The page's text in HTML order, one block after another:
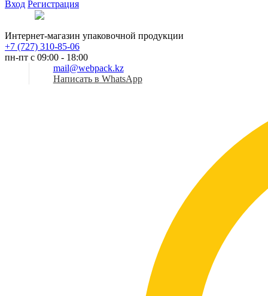
Вход Регистрация
Интернет-магазин упаковочной продукции
+7 (727) 310-85-06
пн-пт с 09:00 - 18:00
mail@webpack.kz
Написать в WhatsApp